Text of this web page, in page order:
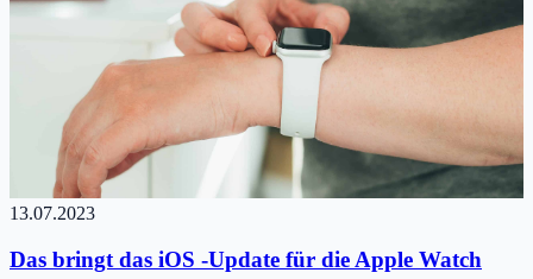
13.07.2023
Das bringt das iOS -Update für die Apple Watch